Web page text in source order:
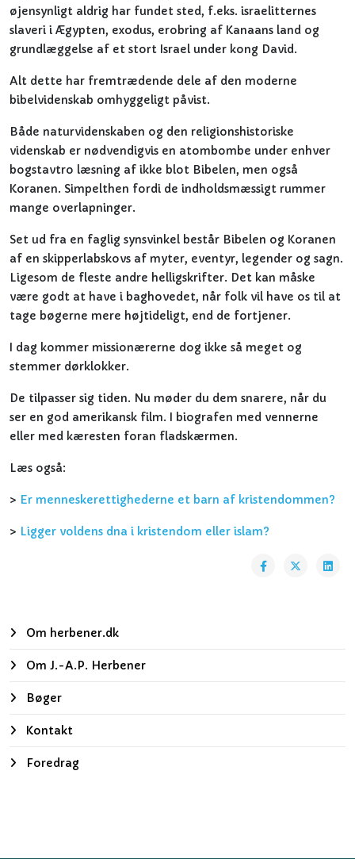
øjensynligt aldrig har fundet sted, f.eks. israelitternes
slaveri i Ægypten, exodus, erobring af Kanaans land og
grundlæggelse af et stort Israel under kong David.
Alt dette har fremtrædende dele af den moderne
bibelvidenskab omhyggeligt påvist.
Både naturvidenskaben og den religionshistoriske
videnskab er nødvendigvis en atombombe under enhver
bogstavtro læsning af ikke blot Bibelen, men også
Koranen. Simpelthen fordi de indholdsmæssigt rummer
mange overlapninger.
Set ud fra en faglig synsvinkel består Bibelen og Koranen
af en skipperlabskovs af myter, eventyr, legender og sagn.
Ligesom de fleste andre helligskrifter. Det kan måske
være godt at have i baghovedet, når folk vil have os til at
tage bøgerne mere højtideligt, end de fortjener.
I dag kommer missionærerne dog ikke så meget og
stemmer dørklokker.
De tilpasser sig tiden. Nu møder du dem snarere, når du
ser en god amerikansk film. I biografen med vennerne
eller med kæresten foran fladskærmen.
Læs også:
> Er menneskerettighederne et barn af kristendommen?
> Ligger voldens dna i kristendom eller islam?
Om herbener.dk
Om J.-A.P. Herbener
Bøger
Kontakt
Foredrag